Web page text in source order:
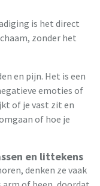
is het direct
zonder het
en pijn. Het is een
emoties of
of je vast zit en
of hoe je
en littekens
denken ze vaak